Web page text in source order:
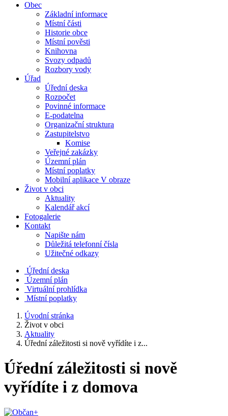
Obec
Základní informace
Místní části
Historie obce
Místní pověsti
Knihovna
Svozy odpadů
Rozbory vody
Úřad
Úřední deska
Rozpočet
Povinné informace
E-podatelna
Organizační struktura
Zastupitelstvo
Komise
Veřejné zakázky
Územní plán
Místní poplatky
Mobilní aplikace V obraze
Život v obci
Aktuality
Kalendář akcí
Fotogalerie
Kontakt
Napište nám
Důležitá telefonní čísla
Užitečné odkazy
Úřední deska
Územní plán
Virtuální prohlídka
Místní poplatky
Úvodní stránka
Život v obci
Aktuality
Úřední záležitosti si nově vyřídíte i z...
Úřední záležitosti si nově
vyřídíte i z domova